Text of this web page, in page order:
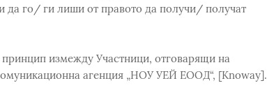
да го/ ги лиши от правото да получи/ получат
измежду Участници, отговарящи на
агенция „НОУ УЕЙ ЕООД“, [Knoway].